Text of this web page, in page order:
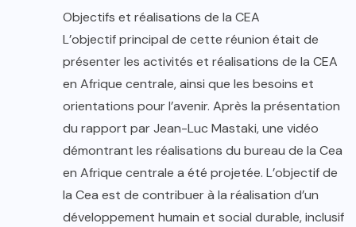
Objectifs et réalisations de la CEA
L’objectif principal de cette réunion était de
présenter les activités et réalisations de la CEA
en Afrique centrale, ainsi que les besoins et
orientations pour l’avenir. Après la présentation
du rapport par Jean-Luc Mastaki, une vidéo
démontrant les réalisations du bureau de la Cea
en Afrique centrale a été projetée. L’objectif de
la Cea est de contribuer à la réalisation d’un
développement humain et social durable, inclusif